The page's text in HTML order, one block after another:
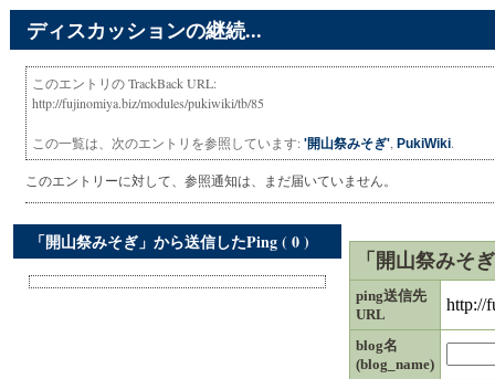
ディスカッションの継続...
このエントリの TrackBack URL:
http://fujinomiya.biz/modules/pukiwiki/tb/85
この一覧は、次のエントリを参照しています: '開山祭みそぎ' PukiWiki.
このエントリーに対して、参照通知は、まだ届いていません。
「開山祭みそぎ」から送信したPing ( 0 )
「開山祭みそ
ping送信先
URL
http://
blog名
(blog_name)